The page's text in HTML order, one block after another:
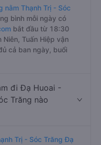
nằm Thạnh Trị - Sóc
bình mỗi ngày có
bắt đầu từ 18:30
Tuấn Hiệp vận
cả ban ngày, buổi
đi Đạ Huoai -
Trăng nào
Trị - Sóc Trăng Đạ